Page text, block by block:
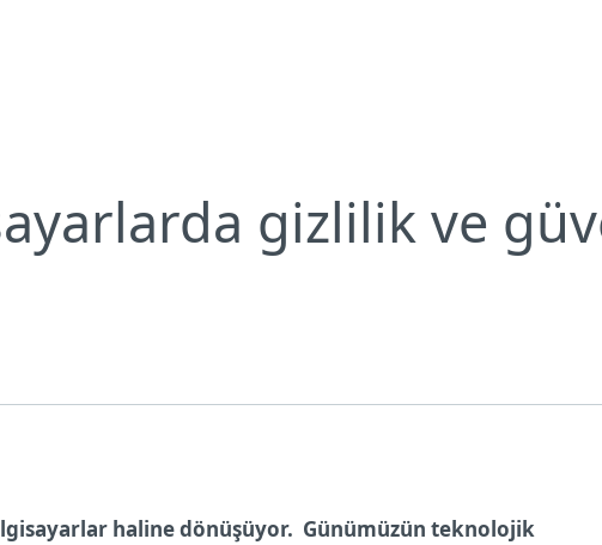
gizlilik ve
haline dönüşüyor. Günümüzün teknolojik